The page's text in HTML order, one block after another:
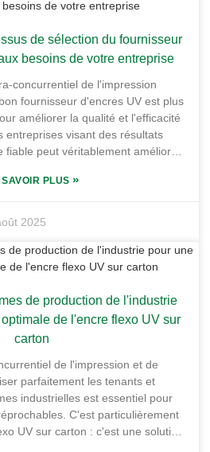
stratégique, travaillent d'arrache-
donc parfaitement équipée pour
et de haute qualité. Choisir
compétitif sur un marché aussi
dynamique.
de sélection du fournisseur
besoins de votre entreprise
concurrentiel de l'impression
fournisseur d'encres UV est plus
améliorer la qualité et l'efficacité
entreprises visant des résultats
peut véritablement améliorer
Guangdong Shunfeng Ink Co.,
fine de Honghai, à Yonghu, dans
ville de Huizhou, province du
usine de plus de 10 000 mètres
emplacement privilégié et à notre
encres UV de haute qualité. Dans
revue les points clés à prendre en
un fournisseur d'encres UV et
entreprise vers de nouveaux
sommets.
SAVOIR PLUS »
2025
de production de l'industrie
de l'encre flexo UV sur
carton
de l'impression et de
parfaitement les tenants et
industrielles est essentiel pour
C'est particulièrement
UV sur carton : c'est une solution